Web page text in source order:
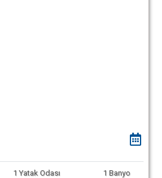
1 Yatak Odası 1 Banyo